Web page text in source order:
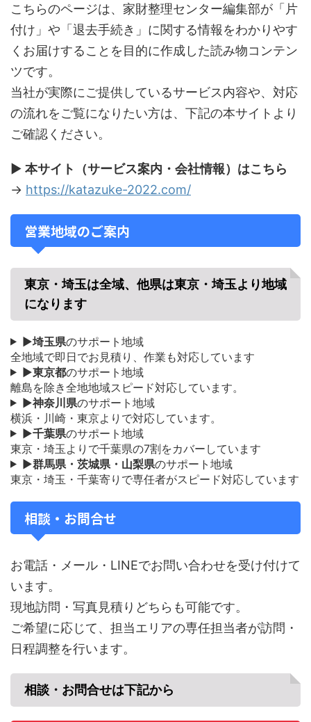
こちらのページは、家財整理センター編集部が「片
付け」や「退去手続き」に関する情報をわかりやす
くお届けすることを目的に作成した読み物コンテン
ツです。
当社が実際にご提供しているサービス内容や、対応
の流れをご覧になりたい方は、下記の本サイトより
ご確認ください。
▶ 本サイト（サービス案内・会社情報）はこちら
→ https://katazuke-2022.com/
営業地域のご案内
東京・埼玉は全域、他県は東京・埼玉より地域
になります
▶埼玉県のサポート地域
全地域で即日でお見積り、作業も対応しています
▶東京都のサポート地域
離島を除き全地地域スピード対応しています。
▶神奈川県のサポート地域
横浜・川崎・東京よりで対応しています。
▶千葉県のサポート地域
東京・埼玉よりで千葉県の7割をカバーしています
▶群馬県・茨城県・山梨県のサポート地域
東京・埼玉・千葉寄りで専任者がスピード対応しています
相談・お問合せ
お電話・メール・LINEでお問い合わせを受け付けて
います。
現地訪問・写真見積りどちらも可能です。
ご希望に応じて、担当エリアの専任担当者が訪問・
日程調整を行います。
相談・お問合せは下記から